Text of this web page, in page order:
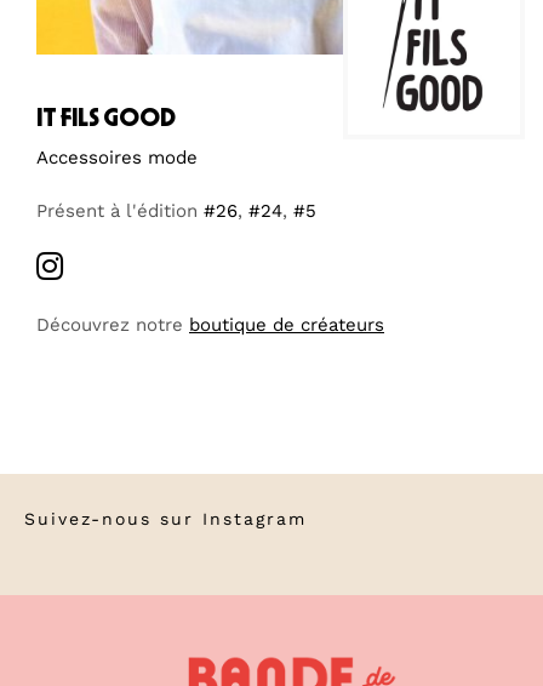
it fils good
Accessoires mode
Présent à l'édition #26, #24, #5
Découvrez notre boutique de créateurs
Suivez-nous sur Instagram